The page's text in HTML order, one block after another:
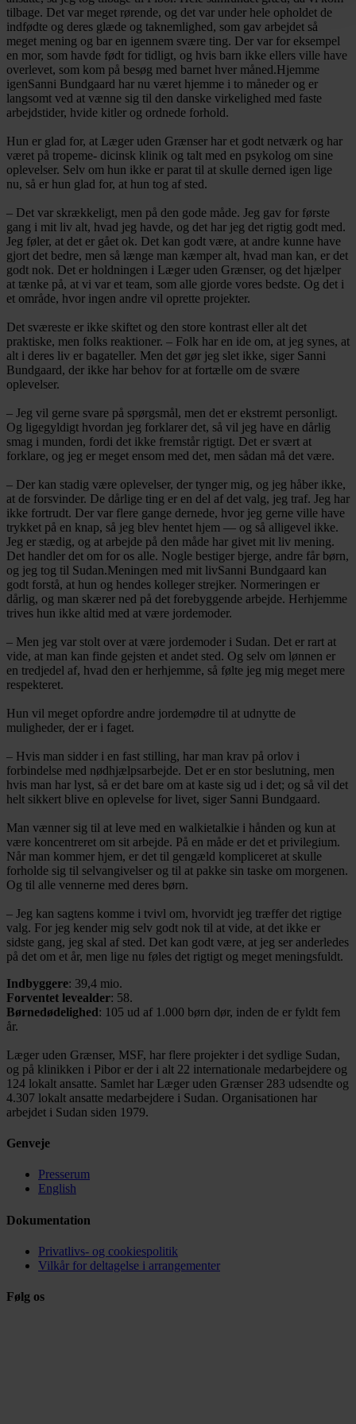
tilbage. Det var meget rørende, og det var under hele opholdet de
indfødte og deres glæde og taknemlighed, som gav arbejdet så
meget mening og bar en igennem svære ting. Der var for eksempel
en mor, som havde født for tidligt, og hvis barn ikke ellers ville have
overlevet, som kom på besøg med barnet hver måned.Hjemme
igenSanni Bundgaard har nu været hjemme i to måneder og er
langsomt ved at vænne sig til den danske virkelighed med faste
arbejdstider, hvide kitler og ordnede forhold.
Hun er glad for, at Læger uden Grænser har et godt netværk og har
været på tropeme- dicinsk klinik og talt med en psykolog om sine
oplevelser. Selv om hun ikke er parat til at skulle derned igen lige
nu, så er hun glad for, at hun tog af sted.
– Det var skrækkeligt, men på den gode måde. Jeg gav for første
gang i mit liv alt, hvad jeg havde, og det har jeg det rigtig godt med.
Jeg føler, at det er gået ok. Det kan godt være, at andre kunne have
gjort det bedre, men så længe man kæmper alt, hvad man kan, er det
godt nok. Det er holdningen i Læger uden Grænser, og det hjælper
at tænke på, at vi var et team, som alle gjorde vores bedste. Og det i
et område, hvor ingen andre vil oprette projekter.
Det sværeste er ikke skiftet og den store kontrast eller alt det
praktiske, men folks reaktioner. – Folk har en ide om, at jeg synes, at
alt i deres liv er bagateller. Men det gør jeg slet ikke, siger Sanni
Bundgaard, der ikke har behov for at fortælle om de svære
oplevelser.
– Jeg vil gerne svare på spørgsmål, men det er ekstremt personligt.
Og ligegyldigt hvordan jeg forklarer det, så vil jeg have en dårlig
smag i munden, fordi det ikke fremstår rigtigt. Det er svært at
forklare, og jeg er meget ensom med det, men sådan må det være.
– Der kan stadig være oplevelser, der tynger mig, og jeg håber ikke,
at de forsvinder. De dårlige ting er en del af det valg, jeg traf. Jeg har
ikke fortrudt. Der var flere gange dernede, hvor jeg gerne ville have
trykket på en knap, så jeg blev hentet hjem — og så alligevel ikke.
Jeg er stædig, og at arbejde på den måde har givet mit liv mening.
Det handler det om for os alle. Nogle bestiger bjerge, andre får børn,
og jeg tog til Sudan.Meningen med mit livSanni Bundgaard kan
godt forstå, at hun og hendes kolleger strejker. Normeringen er
dårlig, og man skærer ned på det forebyggende arbejde. Herhjemme
trives hun ikke altid med at være jordemoder.
– Men jeg var stolt over at være jordemoder i Sudan. Det er rart at
vide, at man kan finde gejsten et andet sted. Og selv om lønnen er
en tredjedel af, hvad den er herhjemme, så følte jeg mig meget mere
respekteret.
Hun vil meget opfordre andre jordemødre til at udnytte de
muligheder, der er i faget.
– Hvis man sidder i en fast stilling, har man krav på orlov i
forbindelse med nødhjælpsarbejde. Det er en stor beslutning, men
hvis man har lyst, så er det bare om at kaste sig ud i det; og så vil det
helt sikkert blive en oplevelse for livet, siger Sanni Bundgaard.
Man vænner sig til at leve med en walkietalkie i hånden og kun at
være koncentreret om sit arbejde. På en måde er det et privilegium.
Når man kommer hjem, er det til gengæld kompliceret at skulle
forholde sig til selvangivelser og til at pakke sin taske om morgenen.
Og til alle vennerne med deres børn.
– Jeg kan sagtens komme i tvivl om, hvorvidt jeg træffer det rigtige
valg. For jeg kender mig selv godt nok til at vide, at det ikke er
sidste gang, jeg skal af sted. Det kan godt være, at jeg ser anderledes
på det om et år, men lige nu føles det rigtigt og meget meningsfuldt.
Indbyggere: 39,4 mio.
Forventet levealder: 58.
Børnedødelighed: 105 ud af 1.000 børn dør, inden de er fyldt fem
år.
Læger uden Grænser, MSF, har flere projekter i det sydlige Sudan,
og på klinikken i Pibor er der i alt 22 internationale medarbejdere og
124 lokalt ansatte. Samlet har Læger uden Grænser 283 udsendte og
4.307 lokalt ansatte medarbejdere i Sudan. Organisationen har
arbejdet i Sudan siden 1979.
Genveje
Presserum
English
Dokumentation
Privatlivs- og cookiespolitik
Vilkår for deltagelse i arrangementer
Følg os